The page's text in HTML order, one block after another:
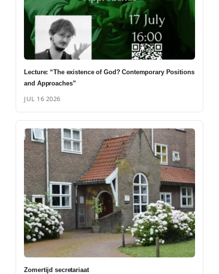
Lecture: “The existence of God? Contemporary Positions
and Approaches”
JUL 16 2026
Zomertijd secretariaat